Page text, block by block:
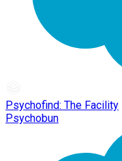
Psychofind: The Facility
Psychobun